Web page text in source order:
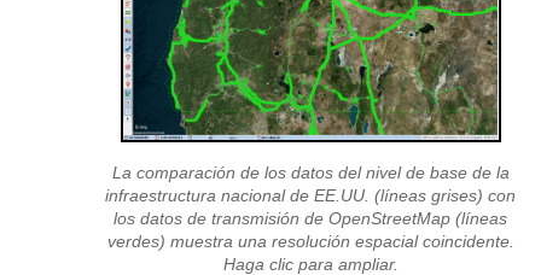
La comparación de los datos del nivel de base de la
infraestructura nacional de EE.UU. (líneas grises) con
los datos de transmisión de OpenStreetMap (líneas
verdes) muestra una resolución espacial coincidente.
Haga clic para ampliar.